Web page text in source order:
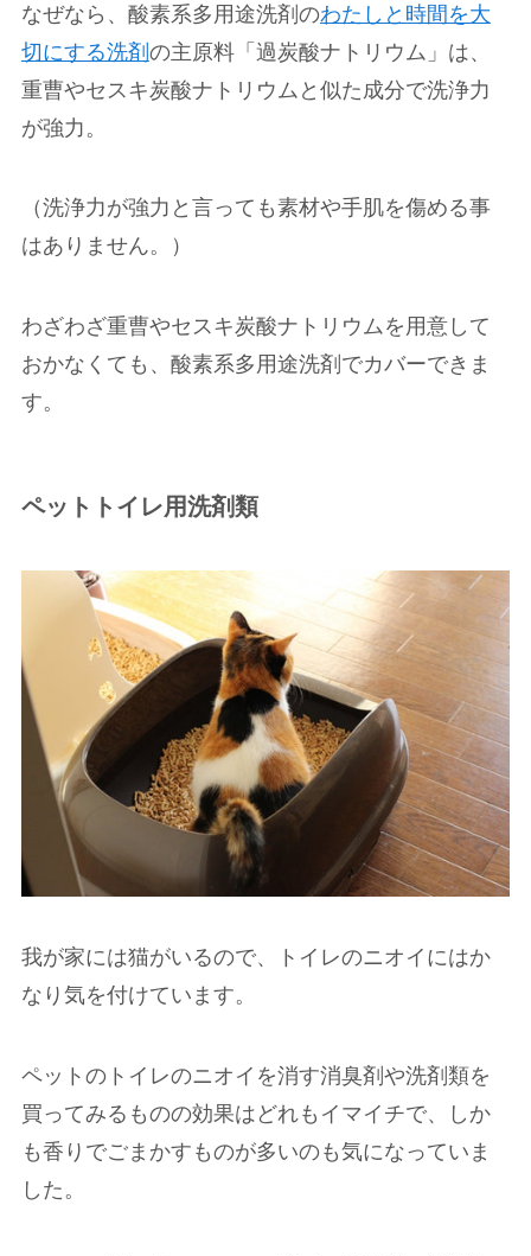
なぜなら、酸素系多用途洗剤のわたしと時間を大
切にする洗剤 の主原料「過炭酸ナトリウム」は、
重曹やセスキ炭酸ナトリウムと似た成分で洗浄力
が強力。
（洗浄力が強力と言っても素材や手肌を傷める事
はありません。）
わざわざ重曹やセスキ炭酸ナトリウムを用意して
おかなくても、酸素系多用途洗剤でカバーできま
す。
ペットトイレ用洗剤類
我が家には猫がいるので、トイレのニオイにはか
なり気を付けています。
ペットのトイレのニオイを消す消臭剤や洗剤類を
買ってみるものの効果はどれもイマイチで、しか
も香りでごまかすものが多いのも気になっていま
した。